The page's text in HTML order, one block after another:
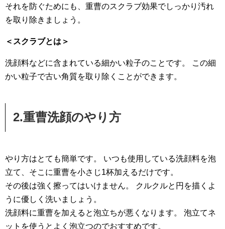
それを防ぐためにも、重曹のスクラブ効果でしっかり汚れ
を取り除きましょう。
＜スクラブとは＞
洗顔料などに含まれている細かい粒子のことです。 この細
かい粒子で古い角質を取り除くことができます。
2.重曹洗顔のやり方
やり方はとても簡単です。 いつも使用している洗顔料を泡
立て、そこに重曹を小さじ1杯加えるだけです。
その後は強く擦ってはいけません。 クルクルと円を描くよ
うに優しく洗いましょう。
洗顔料に重曹を加えると泡立ちが悪くなります。 泡立てネ
ットを使うとよく泡立つのでおすすめです。